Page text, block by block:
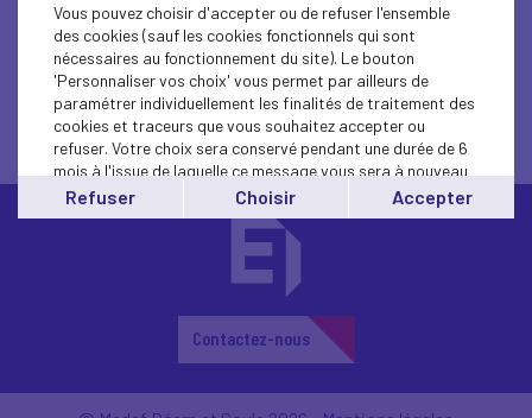
Bonne année 2026
Contactez-nous
Vous pouvez choisir d'accepter ou de refuser l'ensemble
des cookies (sauf les cookies fonctionnels qui sont
nécessaires au fonctionnement du site). Le bouton
'Personnaliser vos choix' vous permet par ailleurs de
paramétrer individuellement les finalités de traitement des
cookies et traceurs que vous souhaitez accepter ou
refuser. Votre choix sera conservé pendant une durée de 6
mois à l'issue de laquelle ce message vous sera à nouveau
affiché..
Vous pouvez modifier votre choix à tout moment en
'cookies'en bas de page.
Refuser Choisir Accepter